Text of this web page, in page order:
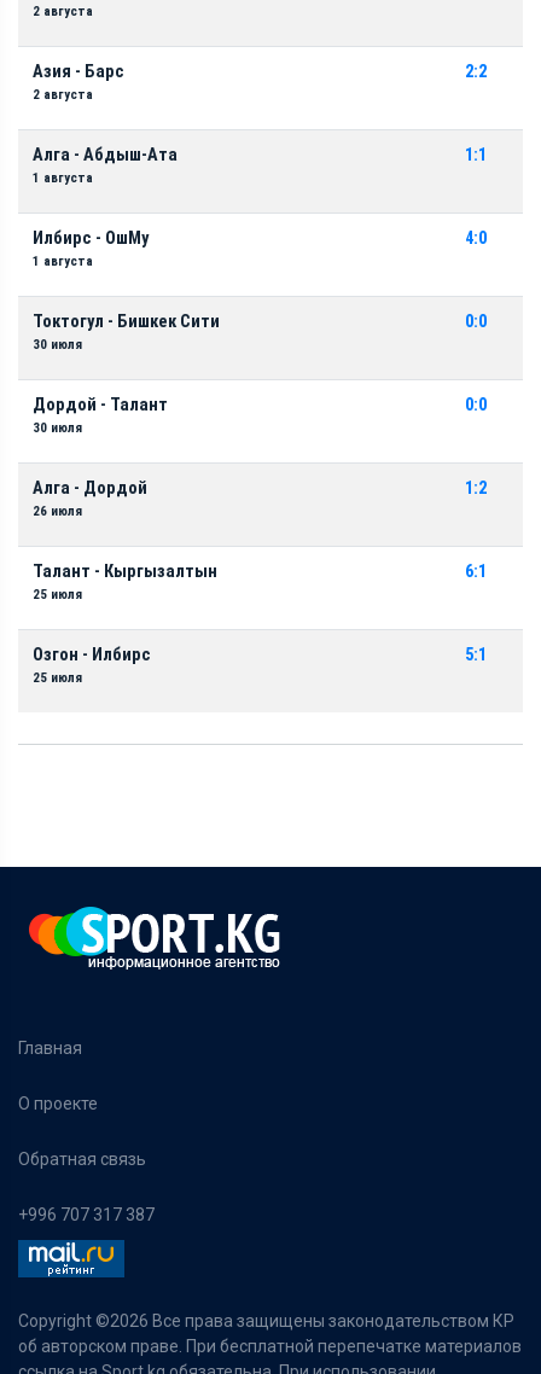
2 августа
Азия - Барс
2 августа
2:2
Алга - Абдыш-Ата
1 августа
1:1
Илбирс - ОшМу
1 августа
4:0
Токтогул - Бишкек Сити
30 июля
0:0
Дордой - Талант
30 июля
0:0
Алга - Дордой
26 июля
1:2
Талант - Кыргызалтын
25 июля
6:1
Озгон - Илбирс
25 июля
5:1
Главная
О проекте
Обратная связь
+996 707 317 387
Copyright ©2026 Все права защищены законодательством КР
об авторском праве. При бесплатной перепечатке материалов